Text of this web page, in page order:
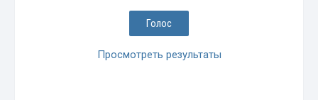
Просмотреть результаты